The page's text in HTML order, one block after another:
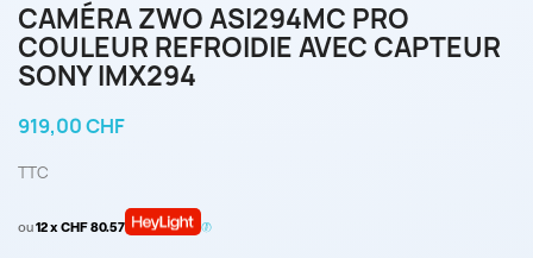
CAMÉRA ZWO ASI294MC PRO
COULEUR REFROIDIE AVEC CAPTEUR
SONY IMX294
919,00 CHF
TTC
ou12 x CHF 80.57